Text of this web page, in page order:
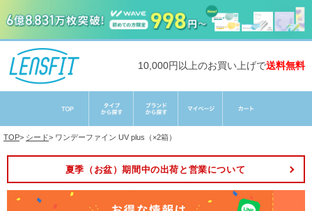
10,000円以上のお買い上げで送料無料
TOP> シード> ワンデーファイン UV plus（×2箱）
夏季（お盆）期間中の出荷と営業について